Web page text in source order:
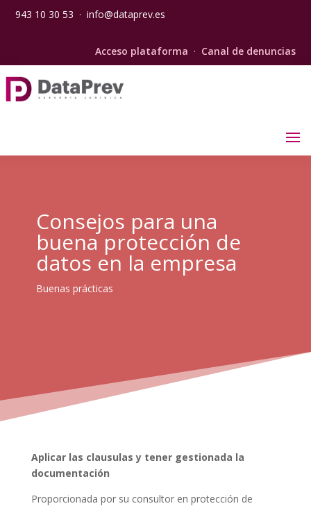
943 10 30 53 ·info@dataprev.es
Acceso plataforma · Canal de denuncias
Consejos para una
buena protección de
datos en la empresa
Buenas prácticas
Aplicar las clausulas y tener gestionada la
documentación
Proporcionada por su consultor en protección de